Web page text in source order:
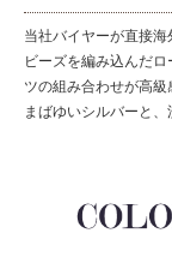
当社バイヤーが直接海
ビーズを編み込んだ
ツの組み合わせが高
まばゆいシルバーと